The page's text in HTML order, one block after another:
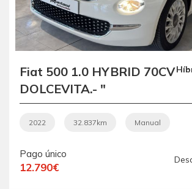
Fiat 500 1.0 HYBRID 70CV
DOLCEVITA.- "
MICROHÍBRIDO ".- "
ETIQUETA ECO ".- "
CONSUMO ".- "
GARANTÍA CON
2022 32.837km Manual
Pago único
12.790€